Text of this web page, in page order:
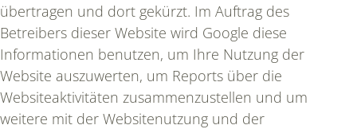
BLOG
KONTAKT
übertragen und dort gekürzt. Im Auftrag des
Betreibers dieser Website wird Google diese
Informationen benutzen, um Ihre Nutzung der
Website auszuwerten, um Reports über die
Websiteaktivitäten zusammenzustellen und um
weitere mit der Websitenutzung und der